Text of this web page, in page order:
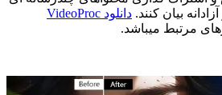
بیان کنند.
دانلود VideoProc
مرتبط میباشد.